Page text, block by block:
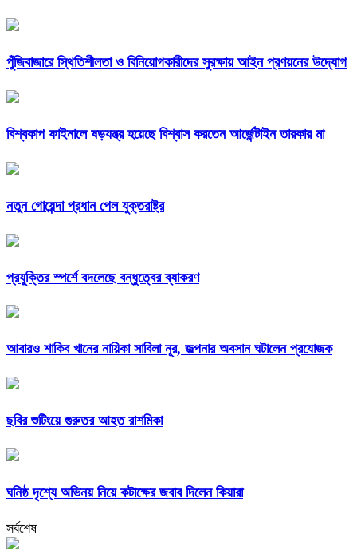
পুঁজিবাজারে স্থিতিশীলতা ও বিনিয়োগকারীদের সুরক্ষায় আইন প্রণয়নের উদ্যোগ
বিশ্বকাপ ফাইনালে ষড়যন্ত্র হয়েছে বিশ্বাস করতেন আর্জেন্টাইন তারকার মা
নতুন গোয়েন্দা প্রধান পেল যুক্তরাষ্ট্র
প্রযুক্তির স্পর্শে বদলেছে বন্ধুত্বের ব্যাকরণ
আবারও শাকিব খানের নায়িকা সাবিলা নূর, জল্পনার অবসান ঘটালেন প্রযোজক
ছবির শুটিংয়ে গুরুতর আহত রাশমিকা
ঘনিষ্ঠ দৃশ্যে অভিনয় নিয়ে কটাক্ষের জবাব দিলেন কিয়ারা
সর্বশেষ